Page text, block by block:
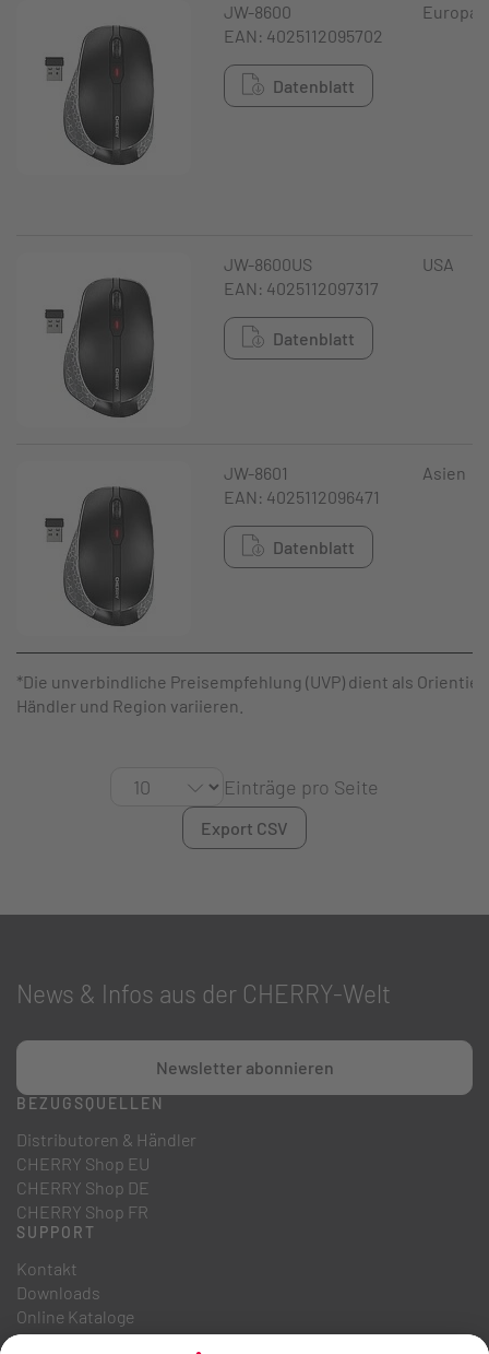
JW-8600
EAN: 4025112095702
Datenblatt
Europa
JW-8600US
EAN: 4025112097317
Datenblatt
USA
JW-8601
EAN: 4025112096471
Datenblatt
Asien
*Die unverbindliche Preisempfehlung (UVP) dient als
Händler und Region variieren.
Einträge pro Seite
Export CSV
News & Infos aus der CHERRY-Welt
Newsletter abonnieren
BEZUGSQUELLEN
Distributoren & Händler
CHERRY Shop EU
CHERRY Shop DE
CHERRY Shop FR
SUPPORT
Kontakt
Downloads
Online Kataloge
FAQ